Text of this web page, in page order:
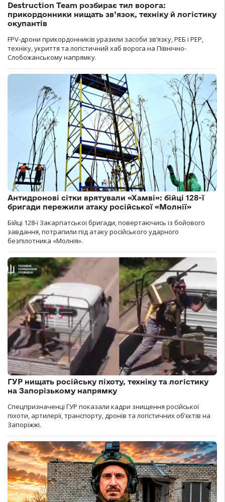
Destruction Team розбирає тил ворога:
прикордонники нищать зв’язок, техніку й логістику
окупантів
FPV-дрони прикордонників уразили засоби зв’язку, РЕБ і РЕР,
техніку, укриття та логістичний хаб ворога на Північно-
Слобожанському напрямку.
Антидронові сітки врятували «Хамві»: бійці 128-ї
бригади пережили атаку російської «Молнії»
Бійці 128-ї Закарпатської бригади, повертаючись із бойового
завдання, потрапили під атаку російського ударного
безпілотника «Молнія».
ГУР нищать російську піхоту, техніку та логістику
на Запорізькому напрямку
Спецпризначенці ГУР показали кадри знищення російської
піхоти, артилерії, транспорту, дронів та логістичних об’єктів на
Запоріжжі.